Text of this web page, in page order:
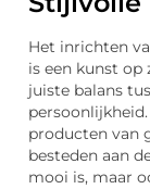
Het inrichten
is een kunst op
juiste balans
producten van
besteden aan
mooi is, maar